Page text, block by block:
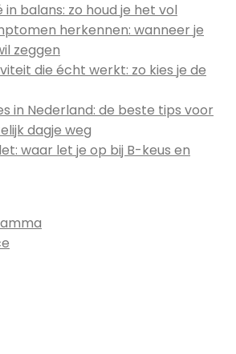
balans: zo houd je het vol
herkennen: wanneer je
zeggen
die écht werkt: zo kies je de
in Nederland: de beste tips voor
dagje weg
waar let je op bij B-keus en